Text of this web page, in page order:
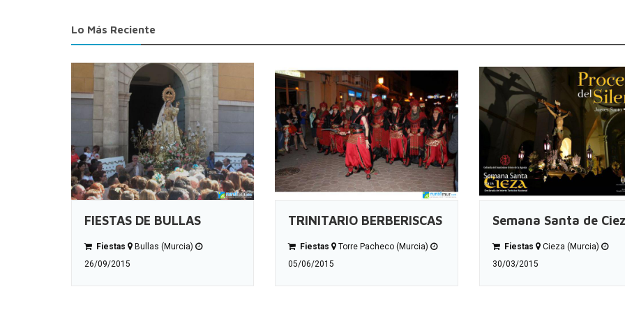
Lo Más Reciente
FIESTAS DE BULLAS
Fiestas
Bullas (Murcia)
26/09/2015
TRINITARIO BERBERISCAS
Fiestas
Torre Pacheco (Murcia)
05/06/2015
Semana Santa de
Fiestas
Cieza (Murcia)
30/03/2015